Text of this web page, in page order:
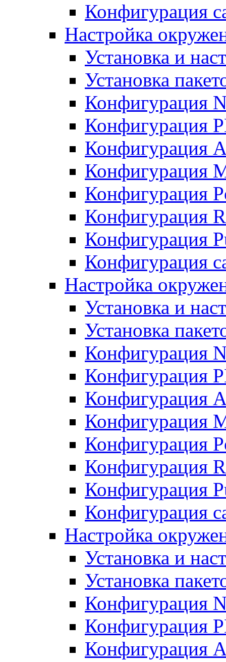
Конфигурация
Настройка
Установка и
Установка
Конфигурация
Конфигурация
Конфигурация
Конфигурация
Конфигурация
Конфигурация
Конфигурация
Конфигурация
Настройка
Установка и
Установка
Конфигурация
Конфигурация
Конфигурация
Конфигурация
Конфигурация
Конфигурация
Конфигурация
Конфигурация
Настройка
Установка и
Установка
Конфигурация
Конфигурация
Конфигурация